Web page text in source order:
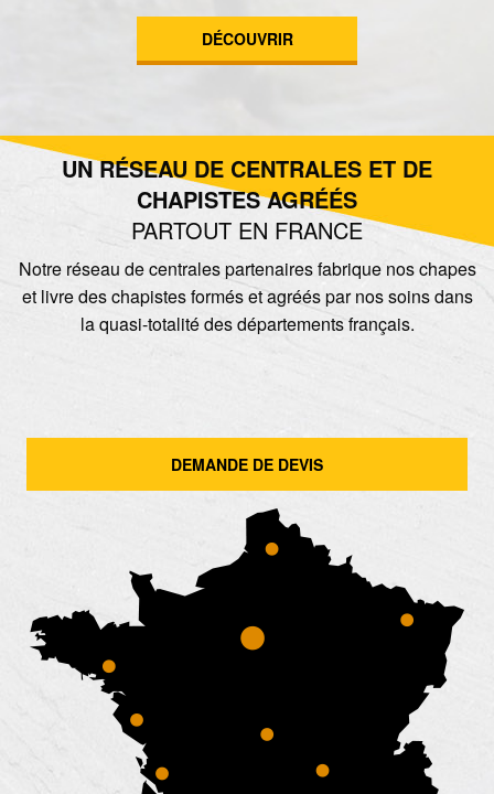
DÉCOUVRIR
UN RÉSEAU DE CENTRALES ET DE
CHAPISTES AGRÉÉS
PARTOUT EN FRANCE
Notre réseau de centrales partenaires fabrique nos chapes
et livre des chapistes formés et agréés par nos soins dans
la quasi-totalité des départements français.
DEMANDE DE DEVIS